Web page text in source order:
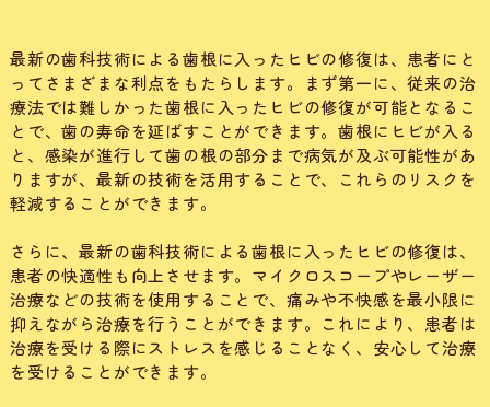
最新の歯科技術による歯根に入ったヒビの修復は、患者にと
ってさまざまな利点をもたらします。まず第一に、従来の治
療法では難しかった歯根に入ったヒビの修復が可能となるこ
とで、歯の寿命を延ばすことができます。歯根にヒビが入る
と、感染が進行して歯の根の部分まで病気が及ぶ可能性があ
りますが、最新の技術を活用することで、これらのリスクを
軽減することができます。
さらに、最新の歯科技術による歯根に入ったヒビの修復は、
患者の快適性も向上させます。マイクロスコープやレーザー
治療などの技術を使用することで、痛みや不快感を最小限に
抑えながら治療を行うことができます。これにより、患者は
治療を受ける際にストレスを感じることなく、安心して治療
を受けることができます。